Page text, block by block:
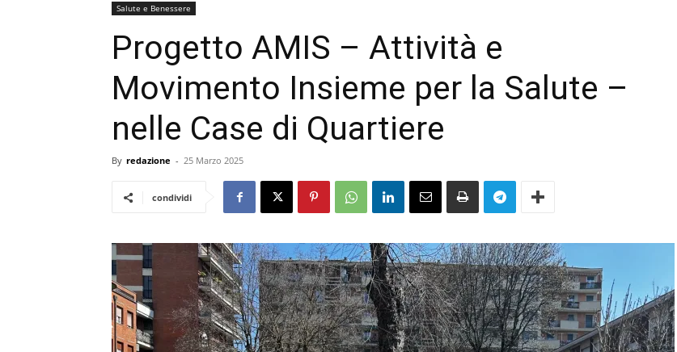
Salute e Benessere
Progetto AMIS – Attività e
Movimento Insieme per la Salute –
nelle Case di Quartiere
By redazione - 25 Marzo 2025
condividi